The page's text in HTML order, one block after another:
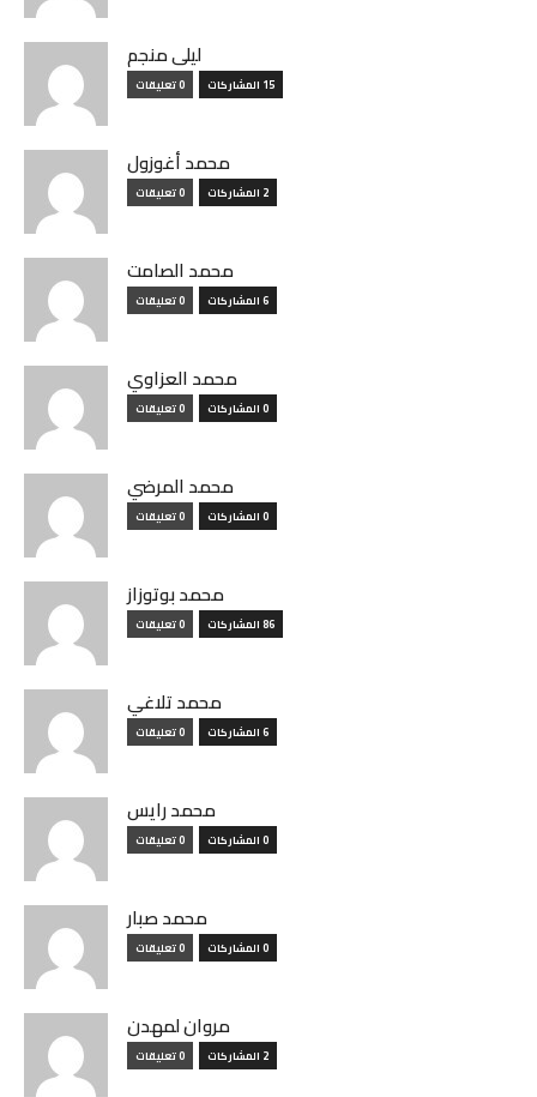
ليلى منجم
15 المشاركات 0 تعليقات
محمد أغوزول
2 المشاركات 0 تعليقات
محمد الصامت
6 المشاركات 0 تعليقات
محمد العزاوي
0 المشاركات 0 تعليقات
محمد المرضي
0 المشاركات 0 تعليقات
محمد بوتوزاز
86 المشاركات 0 تعليقات
محمد تلاغي
6 المشاركات 0 تعليقات
محمد رايس
0 المشاركات 0 تعليقات
محمد صبار
0 المشاركات 0 تعليقات
مروان لمهدن
2 المشاركات 0 تعليقات